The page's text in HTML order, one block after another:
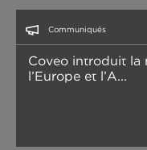
Communiqués
Coveo introduit la
l’Europe et l’A...